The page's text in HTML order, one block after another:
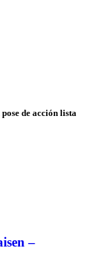
de acción lista
–